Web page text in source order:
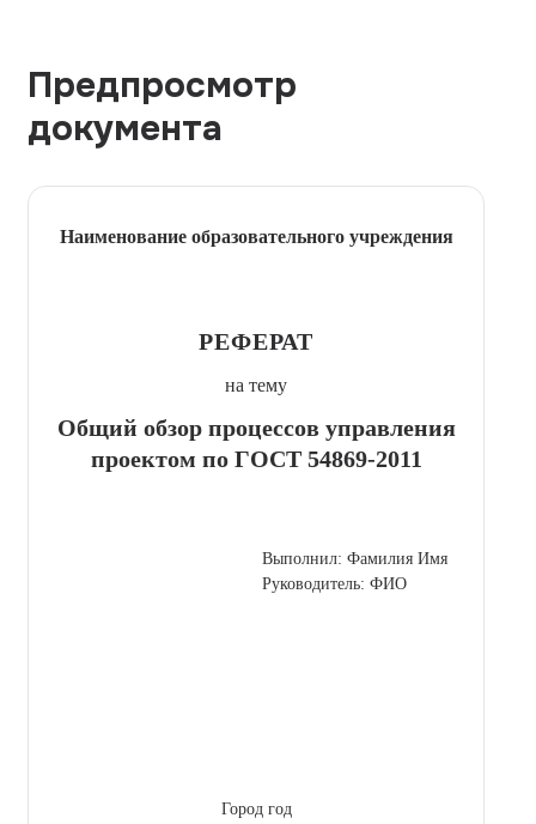
Предпросмотр
документа
Наименование образовательного учреждения
РЕФЕРАТ
на тему
Общий обзор процессов управления
проектом по ГОСТ 54869-2011
Выполнил: Фамилия Имя
Руководитель: ФИО
Город год